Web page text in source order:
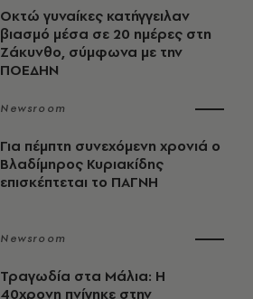
Οκτώ γυναίκες κατήγγειλαν
βιασμό μέσα σε 20 ημέρες στη
Ζάκυνθο, σύμφωνα με την
ΠΟΕΔΗΝ
Newsroom
Για πέμπτη συνεχόμενη χρονιά ο
Βλαδίμηρος Κυριακίδης
επισκέπτεται το ΠΑΓΝΗ
Newsroom
Τραγωδία στα Μάλια: Η
40χρονη πνίγηκε στην